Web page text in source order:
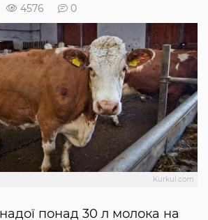
4576 0
Kurkul.com
понад 30 л молока на